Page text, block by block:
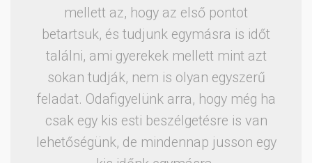
mellett az, hogy az első pontot
betartsuk, és tudjunk egymásra is időt
találni, ami gyerekek mellett mint azt
sokan tudják, nem is olyan egyszerű
feladat. Odafigyelünk arra, hogy még ha
csak egy kis esti beszélgetésre is van
lehetőségünk, de mindennap jusson egy